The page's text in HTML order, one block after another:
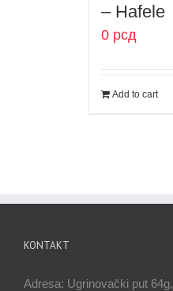
– Hafele
0 рсд
Add to cart
KONTAKT
Adresa: Ugrinovački put 64g,